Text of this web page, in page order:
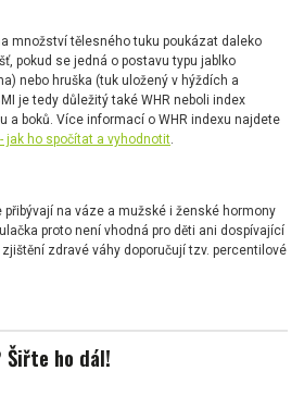
množství tělesného tuku poukázat daleko
pokud se jedná o postavu typu jablko
nebo hruška (tuk uložený v hýždích a
je tedy důležitý také WHR neboli index
a boků. Více informací o WHR indexu najdete
jak ho spočítat a vyhodnotit.
přibývají na váze a mužské i ženské hormony
proto není vhodná pro děti ani dospívající
zdravé váhy doporučují tzv. percentilové
Šiřte ho dál!